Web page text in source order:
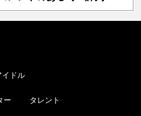
イドル
ー タレント